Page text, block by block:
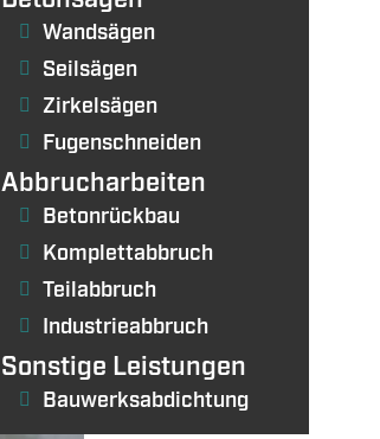
Wandsägen
Seilsägen
Zirkelsägen
Fugenschneiden
Abbrucharbeiten
Betonrückbau
Komplettabbruch
Teilabbruch
Industrieabbruch
Sonstige Leistungen
Bauwerksabdichtung